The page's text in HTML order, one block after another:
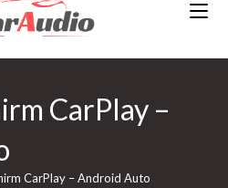
CarPlay –
CarPlay – Android Auto